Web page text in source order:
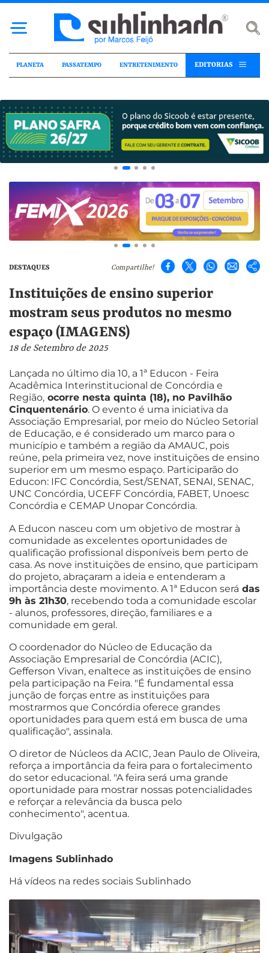
PLANETA PASSATEMPO ENTRETENIMENTO EDITORIAS
DESTAQUES Compartilhe!
Instituições de ensino superior
mostram seus produtos no mesmo
espaço (IMAGENS)
18 de Setembro de 2025
Lançada no último dia 10, a 1ª Educon - Feira
Acadêmica Interinstitucional de Concórdia e
Região, ocorre nesta quinta (18), no Pavilhão
Cinquentenário. O evento é uma iniciativa da
Associação Empresarial, por meio do Núcleo Setorial
de Educação, e é considerado um marco para o
município e também a região da AMAUC, pois
reúne, pela primeira vez, nove instituições de ensino
superior em um mesmo espaço. Participarão do
Educon: IFC Concórdia, Sest/SENAT, SENAI, SENAC,
UNC Concórdia, UCEFF Concórdia, FABET, Unoesc
Concórdia e CEMAP Unopar Concórdia.
A Educon nasceu com um objetivo de mostrar à
comunidade as excelentes oportunidades de
qualificação profissional disponíveis bem perto de
casa. As nove instituições de ensino, que participam
do projeto, abraçaram a ideia e entenderam a
importância deste movimento. A 1ª Educon será das
9h às 21h30, recebendo toda a comunidade escolar
- alunos, professores, direção, familiares e a
comunidade em geral.
O coordenador do Núcleo de Educação da
Associação Empresarial de Concórdia (ACIC),
Gefferson Vivan, enaltece as instituições de ensino
pela participação na Feira. "É fundamental essa
junção de forças entre as instituições para
mostrarmos que Concórdia oferece grandes
oportunidades para quem está em busca de uma
qualificação", assinala.
O diretor de Núcleos da ACIC, Jean Paulo de Oliveira,
reforça a importância da feira para o fortalecimento
do setor educacional. "A feira será uma grande
oportunidade para mostrar nossas potencialidades
e reforçar a relevância da busca pelo
conhecimento", acentua.
Divulgação
Imagens Sublinhado
Há vídeos na redes sociais Sublinhado